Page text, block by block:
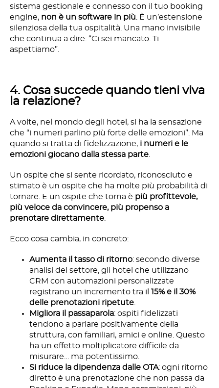
sistema gestionale e connesso con il tuo booking
engine, non è un software in più . È un’estensione
silenziosa della tua ospitalità. Una mano invisibile
che continua a dire: “Ci sei mancato. Ti
aspettiamo”.
4. Cosa succede quando tieni viva
la relazione?
A volte, nel mondo degli hotel, si ha la sensazione
che “i numeri parlino più forte delle emozioni”. Ma
quando si tratta di fidelizzazione, i numeri e le
emozioni giocano dalla stessa parte
Un ospite che si sente ricordato, riconosciuto e
stimato è un ospite che ha molte più probabilità di
tornare. E un ospite che torna è più profittevole,
più veloce da convincere, più propenso a
prenotare direttamente
Ecco cosa cambia, in concreto:
Aumenta il tasso di ritorno: secondo diverse
analisi del settore, gli hotel che utilizzano
CRM con automazioni personalizzate
registrano un incremento tra il 15% e il 30%
delle prenotazioni ripetute
Migliora il passaparola: ospiti fidelizzati
tendono a parlare positivamente della
struttura, con familiari, amici e online. Questo
ha un effetto moltiplicatore difficile da
misurare… ma potentissimo.
Si riduce la dipendenza dalle OTA: ogni ritorno
diretto è una prenotazione che non passa da